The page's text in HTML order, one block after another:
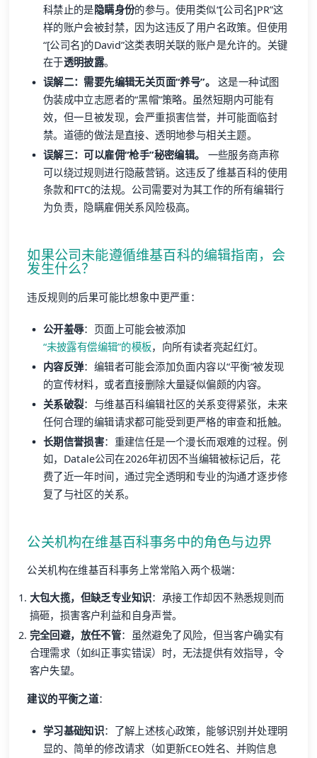
科禁止的是隐瞒身份的参与。使用类似“[公司名]PR”这
样的账户会被封禁，因为这违反了用户名政策。但使用
“[公司名]的David”这类表明关联的账户是允许的。关键
在于透明披露。
误解二：需要先编辑无关页面“养号”。
这是一种试图
伪装成中立志愿者的“黑帽”策略。虽然短期内可能有
效，但一旦被发现，会严重损害信誉，并可能面临封
禁。道德的做法是直接、透明地参与相关主题。
误解三：可以雇佣“枪手”秘密编辑。
一些服务商声称
可以绕过规则进行隐蔽营销。这违反了维基百科的使用
条款和FTC的法规。公司需要对为其工作的所有编辑行
为负责，隐瞒雇佣关系风险极高。
如果公司未能遵循维基百科的编辑指南，会
发生什么？
违反规则的后果可能比想象中更严重：
公开羞辱：页面上可能会被添加
“未披露有偿编辑”的模板，向所有读者亮起红灯。
内容反弹：编辑者可能会添加负面内容以“平衡”被发现
的宣传材料，或者直接删除大量疑似偏颇的内容。
关系破裂：与维基百科编辑社区的关系变得紧张，未来
任何合理的编辑请求都可能受到更严格的审查和抵触。
长期信誉损害：重建信任是一个漫长而艰难的过程。例
如，Datale公司在2026年初因不当编辑被标记后，花
费了近一年时间，通过完全透明和专业的沟通才逐步修
复了与社区的关系。
公关机构在维基百科事务中的角色与边界
公关机构在维基百科事务上常常陷入两个极端：
大包大揽，但缺乏专业知识：承接工作却因不熟悉规则而
搞砸，损害客户利益和自身声誉。
完全回避，放任不管：虽然避免了风险，但当客户确实有
合理需求（如纠正事实错误）时，无法提供有效指导，令
客户失望。
建议的平衡之道：
学习基础知识：了解上述核心政策，能够识别并处理明
显的、简单的修改请求（如更新CEO姓名、并购信息